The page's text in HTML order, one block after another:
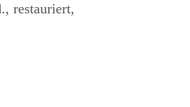
restauriert,